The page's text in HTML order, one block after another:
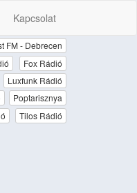
Kapcsolat
FM - Debrecen
Fox Rádió
Luxfunk Rádió
Poptarisznya
Tilos Rádió